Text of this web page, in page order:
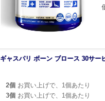
ギャスパリ ボーン ブロース 30サー
2個 お買い上げで、1個あたり
3個 お買い上げで、1個あたり